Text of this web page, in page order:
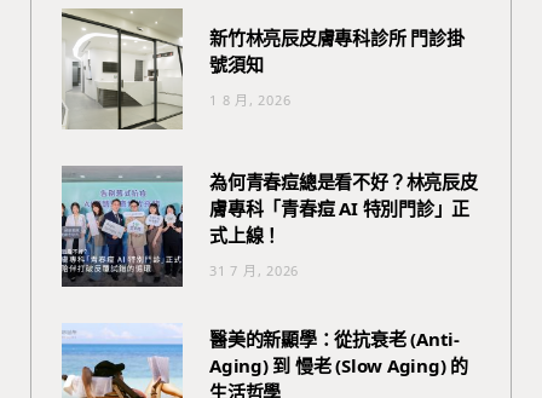
新竹林亮辰皮膚專科診所 門診掛
號須知
1 8 月, 2026
為何青春痘總是看不好？林亮辰皮
膚專科「青春痘 AI 特別門診」正
式上線！
31 7 月, 2026
醫美的新顯學：從抗衰老 (Anti-
Aging) 到 慢老 (Slow Aging) 的
生活哲學